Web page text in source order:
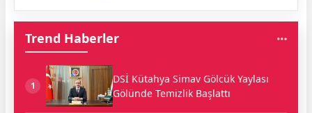
Trend Haberler
1
DSİ Kütahya Simav Gölcük Yaylası
Gölünde Temizlik Başlattı